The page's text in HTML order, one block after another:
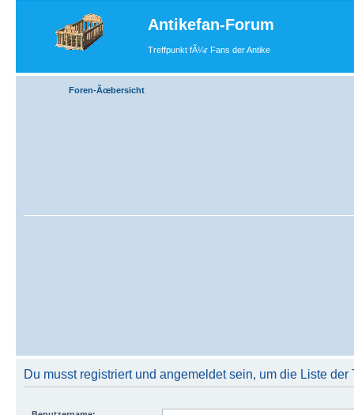
Antikefan-Forum
Treffpunkt fÃ¼r Fans der Antike
Foren-Ãœbersicht
Du musst registriert und angemeldet sein, um die Liste